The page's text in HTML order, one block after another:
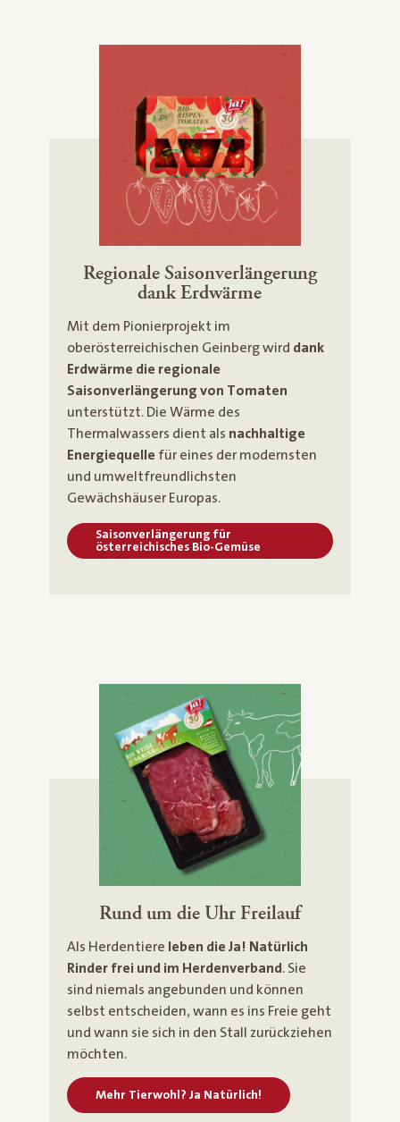
Regionale Saisonverlängerung
dank Erdwärme
Mit dem Pionierprojekt im
oberösterreichischen Geinberg wird dank
Erdwärme die regionale
Saisonverlängerung von Tomaten
unterstützt. Die Wärme des
Thermalwassers dient als nachhaltige
Energiequelle für eines der modernsten
und umweltfreundlichsten
Gewächshäuser Europas.
Saisonverlängerung für
österreichisches Bio-Gemüse
Rund um die Uhr Freilauf
Als Herdentiere leben die Ja! Natürlich
Rinder frei und im Herdenverband. Sie
sind niemals angebunden und können
selbst entscheiden, wann es ins Freie geht
und wann sie sich in den Stall zurückziehen
möchten.
Mehr Tierwohl? Ja Natürlich!